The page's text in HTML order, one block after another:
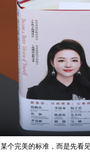
个完美的标准，而是先